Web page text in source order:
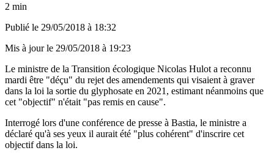
2 min
Publié le 29/05/2018 à 18:32
Mis à jour le 29/05/2018 à 19:23
Le ministre de la Transition écologique Nicolas Hulot a reconnu
mardi être "déçu" du rejet des amendements qui visaient à graver
dans la loi la sortie du glyphosate en 2021, estimant néanmoins que
cet "objectif" n'était "pas remis en cause".
Interrogé lors d'une conférence de presse à Bastia, le ministre a
déclaré qu'à ses yeux il aurait été "plus cohérent" d'inscrire cet
objectif dans la loi.